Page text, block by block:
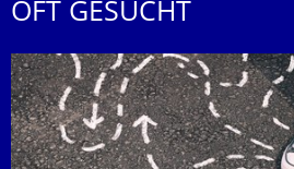
OFT GESUCHT